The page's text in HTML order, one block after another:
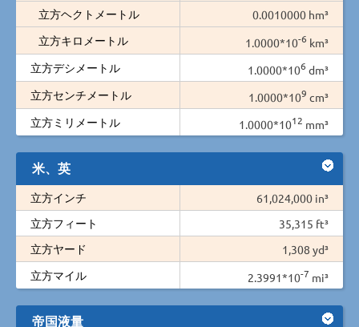
立方ヘクトメートル
0.0010000 hm³
立方キロメートル
1.0000*10-6 km³
立方デシメートル
1.0000*106 dm³
立方センチメートル
1.0000*109 cm³
立方ミリメートル
1.0000*1012 mm³
米、英
立方インチ
61,024,000 in³
立方フィート
35,315 ft³
立方ヤード
1,308 yd³
立方マイル
2.3991*10-7 mi³
帝国液量